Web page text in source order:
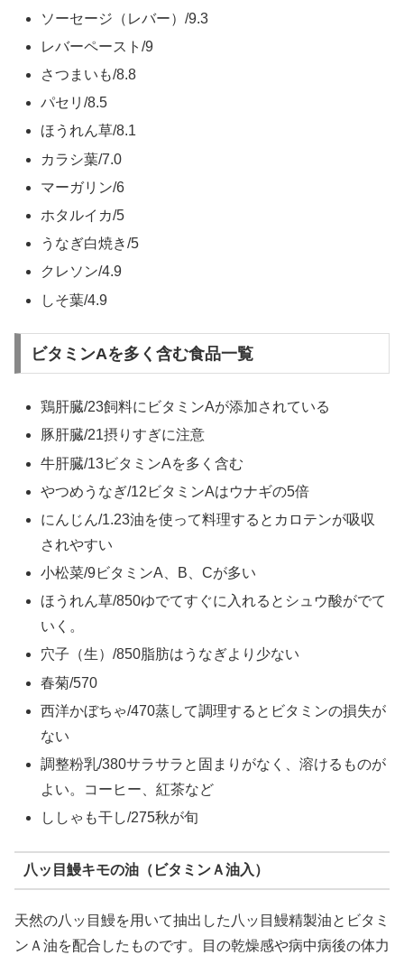
ソーセージ（レバー）/9.3
レバーペースト/9
さつまいも/8.8
パセリ/8.5
ほうれん草/8.1
カラシ葉/7.0
マーガリン/6
ホタルイカ/5
うなぎ白焼き/5
クレソン/4.9
しそ葉/4.9
ビタミンAを多く含む食品一覧
鶏肝臓/23飼料にビタミンAが添加されている
豚肝臓/21摂りすぎに注意
牛肝臓/13ビタミンAを多く含む
やつめうなぎ/12ビタミンAはウナギの5倍
にんじん/1.23油を使って料理するとカロテンが吸収
されやすい
小松菜/9ビタミンA、B、Cが多い
ほうれん草/850ゆでてすぐに入れるとシュウ酸がでて
いく。
穴子（生）/850脂肪はうなぎより少ない
春菊/570
西洋かぼちゃ/470蒸して調理するとビタミンの損失が
ない
調整粉乳/380サラサラと固まりがなく、溶けるものが
よい。コーヒー、紅茶など
ししゃも干し/275秋が旬
八ッ目鰻キモの油（ビタミンＡ油入）
天然の八ッ目鰻を用いて抽出した八ッ目鰻精製油とビタミ
ンＡ油を配合したものです。目の乾燥感や病中病後の体力